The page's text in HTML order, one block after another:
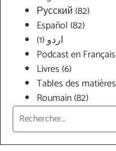
Русский(82)
Español(82)
اردو(1)
Podcast en Français
Livres(6)
Tables des matières
Roumain(82)